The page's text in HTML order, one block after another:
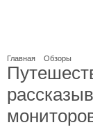
Главная Обзоры